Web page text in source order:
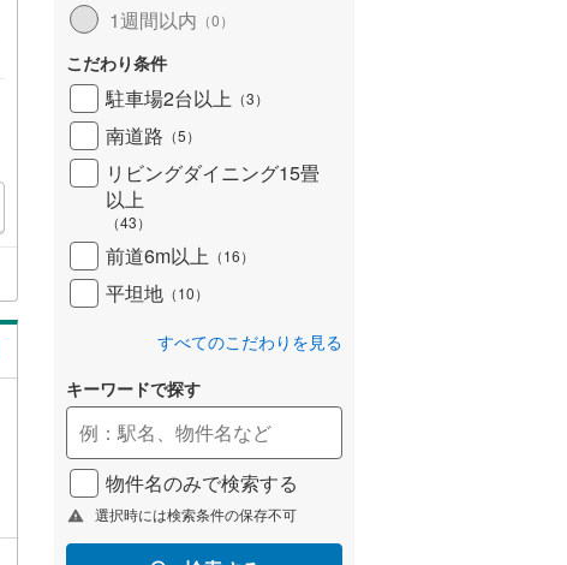
1週間以内 （0）
こだわり条件
駐車場2台以上 （3）
南道路 （5）
リビングダイニング15畳
以上
（43）
前道6m以上 （16）
平坦地 （10）
すべてのこだわりを見る
キーワードで探す
物件名のみで検索する
選択時には検索条件の保存不可